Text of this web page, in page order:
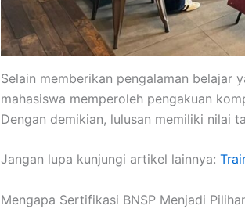
Selain memberikan pengalaman belajar
mahasiswa memperoleh pengakuan
Dengan demikian, lulusan memiliki nilai
Jangan lupa kunjungi artikel lainnya:
Mengapa Sertifikasi BNSP Menjadi